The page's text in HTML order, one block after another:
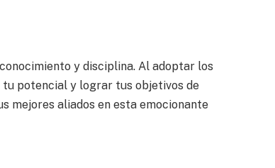
y disciplina. Al adoptar los
potencial y lograr tus objetivos de
mejores aliados en esta emocionante